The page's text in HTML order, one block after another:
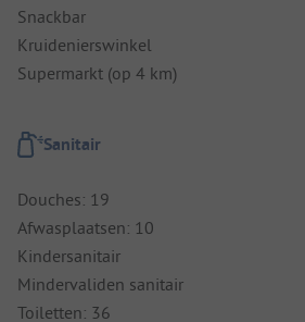
Snackbar
Kruidenierswinkel
Supermarkt (op 4 km)
Sanitair
Douches: 19
Afwasplaatsen: 10
Kindersanitair
Mindervaliden sanitair
Toiletten: 36